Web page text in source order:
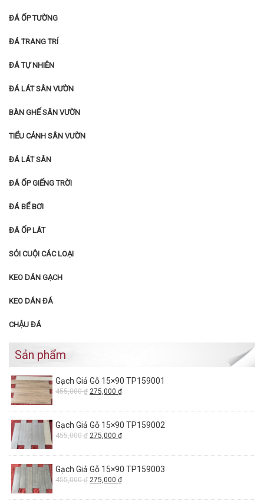
ĐÁ ỐP TƯỜNG
ĐÁ TRANG TRÍ
ĐÁ TỰ NHIÊN
ĐÁ LÁT SÂN VƯỜN
BÀN GHẾ SÂN VƯỜN
TIỂU CẢNH SÂN VƯỜN
ĐÁ LÁT SÂN
ĐÁ ỐP GIẾNG TRỜI
ĐÁ BỂ BƠI
ĐÁ ỐP LÁT
SỎI CUỘI CÁC LOẠI
KEO DÁN GẠCH
KEO DÁN ĐÁ
CHẬU ĐÁ
Sản phẩm
Gạch Giả Gỗ 15×90 TP159001
455,000₫ 275,000 ₫
Gạch Giả Gỗ 15×90 TP159002
455,000₫ 275,000 ₫
Gạch Giả Gỗ 15×90 TP159003
455,000₫ 275,000 ₫